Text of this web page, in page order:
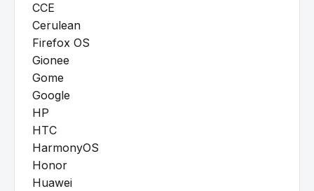
CCE
Cerulean
Firefox OS
Gionee
Gome
Google
HP
HTC
HarmonyOS
Honor
Huawei